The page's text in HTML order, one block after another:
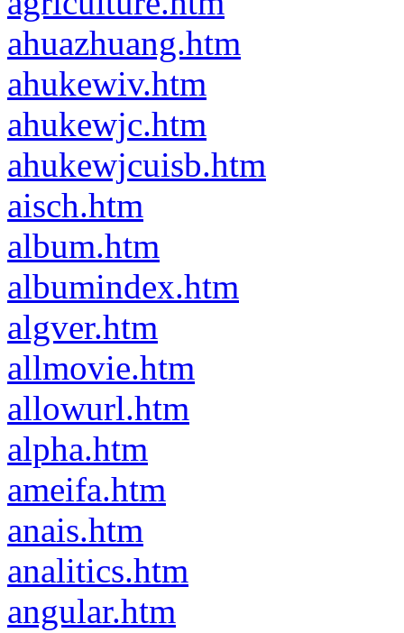
ahuazhuang.htm
ahukewiv.htm
ahukewjc.htm
ahukewjcuisb.htm
aisch.htm
album.htm
albumindex.htm
algver.htm
allmovie.htm
allowurl.htm
alpha.htm
ameifa.htm
anais.htm
analitics.htm
angular.htm